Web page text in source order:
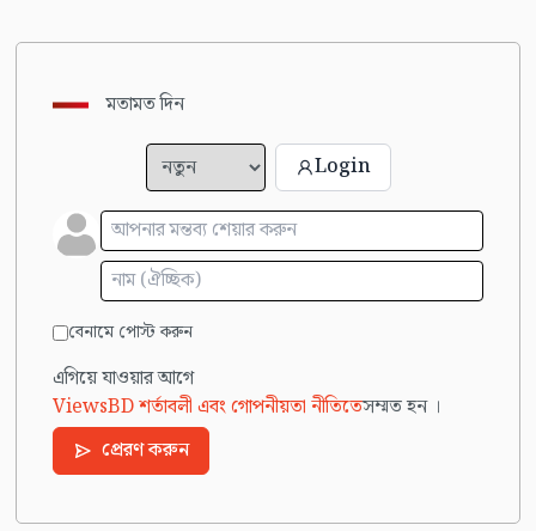
মতামত দিন
Login
বেনামে পোস্ট করুন
এগিয়ে যাওয়ার আগে
ViewsBD শর্তাবলী এবং গোপনীয়তা নীতিতেসম্মত হন ।
প্রেরণ করুন